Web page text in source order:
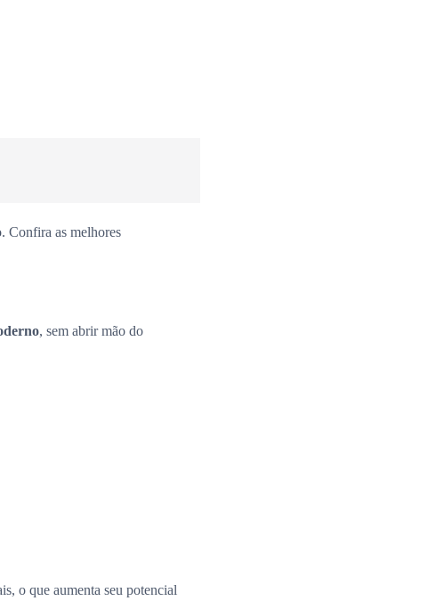
Confira as melhores
, sem abrir mão do
o que aumenta seu potencial